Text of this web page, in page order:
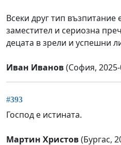
Всеки друг тип възпитание
заместител и сериозна
децата в зрели и успешни
Иван Иванов(София,
#393
Господ е истината.
Мартин Христов(Бургас,